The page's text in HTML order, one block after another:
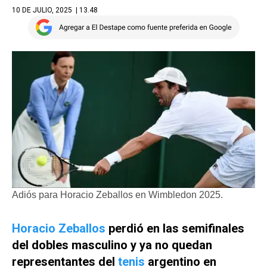
10 DE JULIO, 2025 | 13.48
Adiós para Horacio Zeballos en Wimbledon 2025.
Horacio Zeballos perdió en las semifinales
del dobles masculino y ya no quedan
representantes del tenis argentino en